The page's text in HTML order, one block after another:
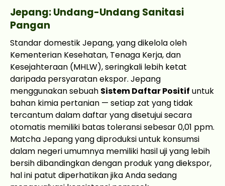
Jepang: Undang-Undang Sanitasi
Pangan
Standar domestik Jepang, yang dikelola oleh
Kementerian Kesehatan, Tenaga Kerja, dan
Kesejahteraan (MHLW), seringkali lebih ketat
daripada persyaratan ekspor. Jepang
menggunakan sebuah Sistem Daftar Positif untuk
bahan kimia pertanian — setiap zat yang tidak
tercantum dalam daftar yang disetujui secara
otomatis memiliki batas toleransi sebesar 0,01 ppm.
Matcha Jepang yang diproduksi untuk konsumsi
dalam negeri umumnya memiliki hasil uji yang lebih
bersih dibandingkan dengan produk yang diekspor,
hal ini patut diperhatikan jika Anda sedang